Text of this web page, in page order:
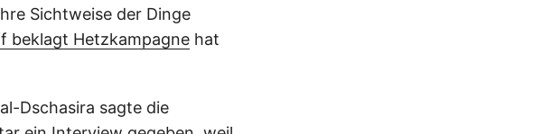
Sichtweise der Dinge
beklagt Hetzkampagne hat
Dschasira sagte die